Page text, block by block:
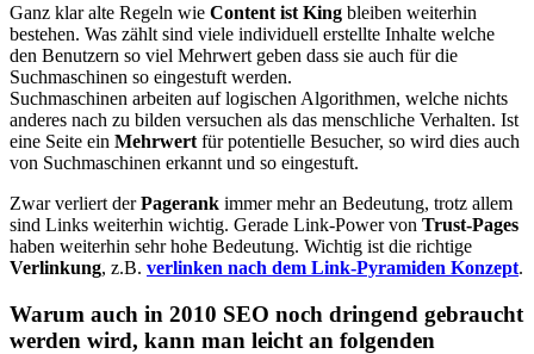
Ganz klar alte Regeln wie Content ist King bleiben weiterhin
bestehen. Was zählt sind viele individuell erstellte Inhalte welche
den Benutzern so viel Mehrwert geben dass sie auch für die
Suchmaschinen so eingestuft werden.
Suchmaschinen arbeiten auf logischen Algorithmen, welche nichts
anderes nach zu bilden versuchen als das menschliche Verhalten. Ist
eine Seite ein Mehrwert für potentielle Besucher, so wird dies auch
von Suchmaschinen erkannt und so eingestuft.
Zwar verliert derPagerank immer mehr an Bedeutung, trotz allem
sind Links weiterhin wichtig. Gerade Link-Power von Trust-Pages
haben weiterhin sehr hohe Bedeutung. Wichtig ist die richtige
Verlinkung, z.B. verlinken nach dem Link-Pyramiden Konzept.
Warum auch in 2010 SEO noch dringend gebraucht
werden wird, kann man leicht an folgenden